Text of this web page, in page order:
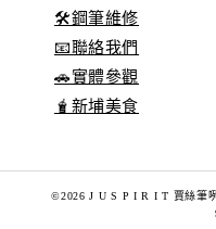
🛠️鋼筆維修
📧聯絡我們
🚗實體參觀
🧋新埔美食
©2026 J U S P I R I T 賈絲筆